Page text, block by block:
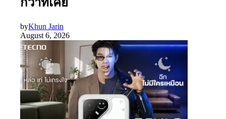
byKhun Jarin
August 6, 2026